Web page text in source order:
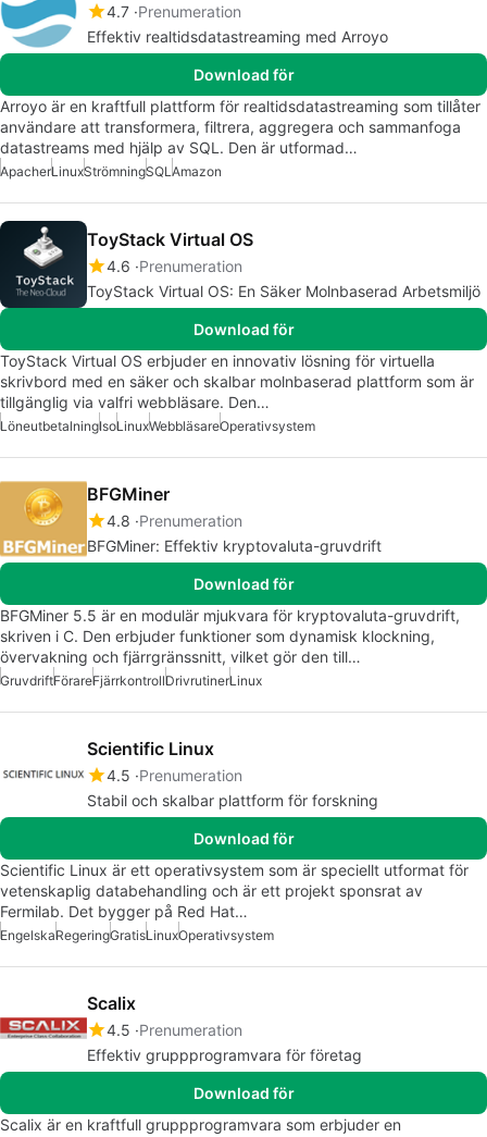
4.7 Prenumeration
Effektiv realtidsdatastreaming med Arroyo
Download för
Arroyo är en kraftfull plattform för realtidsdatastreaming som tillåter
användare att transformera, filtrera, aggregera och sammanfoga
datastreams med hjälp av SQL. Den är utformad…
ApacherLinuxStrömningSQLAmazon
ToyStack Virtual OS
4.6 Prenumeration
ToyStack Virtual OS: En Säker Molnbaserad Arbetsmiljö
Download för
ToyStack Virtual OS erbjuder en innovativ lösning för virtuella
skrivbord med en säker och skalbar molnbaserad plattform som är
tillgänglig via valfri webbläsare. Den…
LöneutbetalningIsoLinuxWebbläsareOperativsystem
BFGMiner
4.8 Prenumeration
BFGMiner: Effektiv kryptovaluta-gruvdrift
Download för
BFGMiner 5.5 är en modulär mjukvara för kryptovaluta-gruvdrift,
skriven i C. Den erbjuder funktioner som dynamisk klockning,
övervakning och fjärrgränssnitt, vilket gör den till…
GruvdriftFörareFjärrkontrollDrivrutinerLinux
Scientific Linux
4.5 Prenumeration
Stabil och skalbar plattform för forskning
Download för
Scientific Linux är ett operativsystem som är speciellt utformat för
vetenskaplig databehandling och är ett projekt sponsrat av
Fermilab. Det bygger på Red Hat…
EngelskaRegeringGratisLinuxOperativsystem
Scalix
4.5 Prenumeration
Effektiv gruppprogramvara för företag
Download för
Scalix är en kraftfull gruppprogramvara som erbjuder en